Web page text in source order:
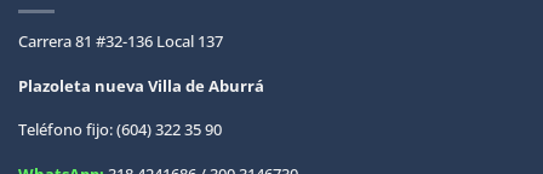
Carrera 81 #32-136 Local 137
Plazoleta nueva Villa deAburrá
Teléfono fijo: (604) 322 35 90